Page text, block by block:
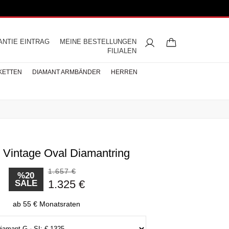
MEINE BESTELLUNGEN
EINTRAG
FILIALEN
Eheringe
Halbmemoire
Diamantringe
Perlen Ohrringe
Buchstaben Halskette
DIAMANT ARMBÄNDER HERREN
Herren Halsketten
Vintage Oval Diamantring
%20
SALE
1.657 €
1.325 €
ab 55 € Monatsraten